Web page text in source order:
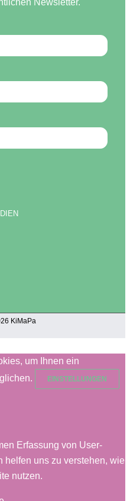
Newsletter.
KiMaPa
um Ihnen ein
EINSTELLUNGEN
Erfassung von User-
helfen uns zu verstehen, wie
nutzen.